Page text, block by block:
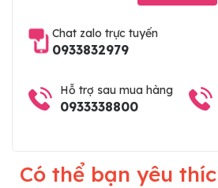
Chat zalo trực tuyến
0933832979
Hỗ trợ sau mua hàng
0933338800
Có thể bạn yêu